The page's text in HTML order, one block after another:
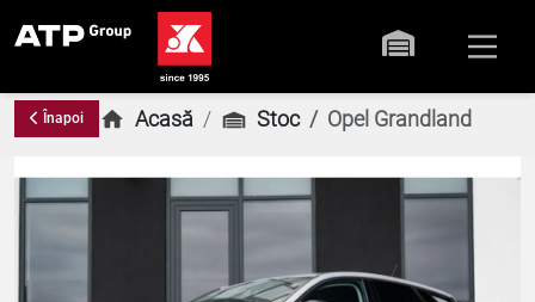
Înapoi Acasă Stoc Opel Grandland